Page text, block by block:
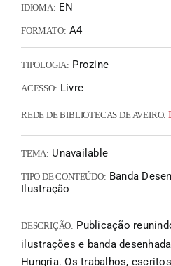
IDIOMA: EN
FORMATO: A4
TIPOLOGIA: Prozine
ACESSO: Livre
REDE DE BIBLIOTECAS DE AVEIRO:
TEMA: Unavailable
TIPO DE CONTEÚDO: Banda
Ilustração
DESCRIÇÃO: Publicação
ilustrações e banda
Hungria. Os trabalhos,